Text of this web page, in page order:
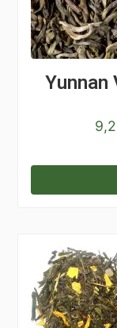
Yunnan